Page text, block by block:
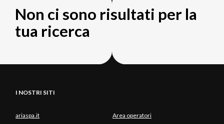
Non ci sono risultati per la
tua ricerca
I NOSTRI SITI
ariaspa.it Area operatori